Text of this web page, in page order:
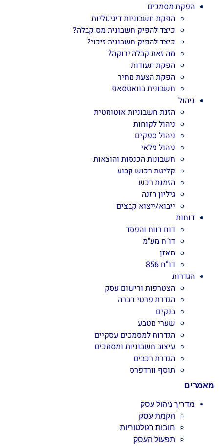
הפקת מסמכים
הפקת חשבוניות דיגיטליות
כיצד להפיק חשבונית מס קבלה?
כיצד להפיק חשבונית זיכוי?
מה זאת קבלה ירוקה?
הפקת תעודות
הפקת הצעת מחיר
חשבונית בוואטסאפ
ניהול
הזנת חשבוניות אוטומטית
ניהול לקוחות
ניהול ספקים
ניהול מלאי
חשבונות הכנסות והוצאות
קליטת רכוש קבוע
הזמנת רכש
גיליון הזנה
ייבוא/ייצוא קבצים
דוחות
דוח רווח והפסד
דו"ח מע"מ
מאזן
דו”ח 856
הגדרות
הצטרפות ורישום עסק
הגדרת פרטי חברה
בנקים
שערי מטבע
הגדרות למסמכים עסקיים
עיצוב חשבוניות ומסמכים
הגדרת רכבים
תוסף וורדפרס
מאמרים
מדריך ניהול עסק
הקמת עסק
חובות רגולטוריות
תפעול העסק